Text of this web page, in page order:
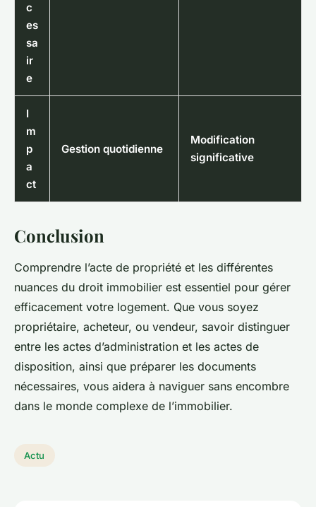
c
es
sa
ir
e
I
m
p
a
ct
Gestion quotidienne
Modification
significative
Conclusion
Comprendre l’acte de propriété et les différentes
nuances du droit immobilier est essentiel pour gérer
efficacement votre logement. Que vous soyez
propriétaire, acheteur, ou vendeur, savoir distinguer
entre les actes d’administration et les actes de
disposition, ainsi que préparer les documents
nécessaires, vous aidera à naviguer sans encombre
dans le monde complexe de l’immobilier.
Actu